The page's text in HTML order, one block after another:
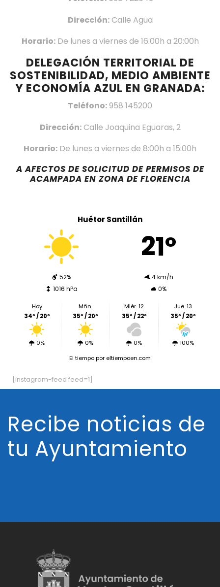
Dirección:Calle Agua
Horario:De lunes a viernes de 16:00h a 20:00h
DELEGACIÓN TERRITORIAL DE
SOSTENIBILIDAD, MEDIO AMBIENTE
Y ECONOMÍA AZUL EN GRANADA:
Teléfono:958 145200
Dirección:Calle Joaquina Eguaras, 2
Horario: De lunes a viernes de 8:00h a 15:00h
A AFECTOS DE SOLICITUD DE PERMISOS DE
ACAMPADA EN ZONA DE FLORENCIA
Huétor Santillán
21º
52%
4 km/h
1016 hPa
0%
Hoy
34º / 20º
0%
Mñn.
35º / 20º
0%
Miér. 12
35º / 22º
0%
Jue. 13
35º / 20º
100%
El tiempopor eltiempoen.com
[instagram-feed feed=1]
Recibe noticias de
tu Ayuntamiento